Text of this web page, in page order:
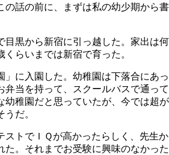
の話の前に、まずは私の幼少期から書
目黒から新宿に引っ越した。家出は何
らいまでは新宿で育った。
」に入園した。幼稚園は下落合にあっ
弁当を持って、スクールバスで通って
幼稚園だと思っていたが、今では超が
だ。
ストでＩＱが高かったらしく、先生か
た。それまでお受験に興味のなかった